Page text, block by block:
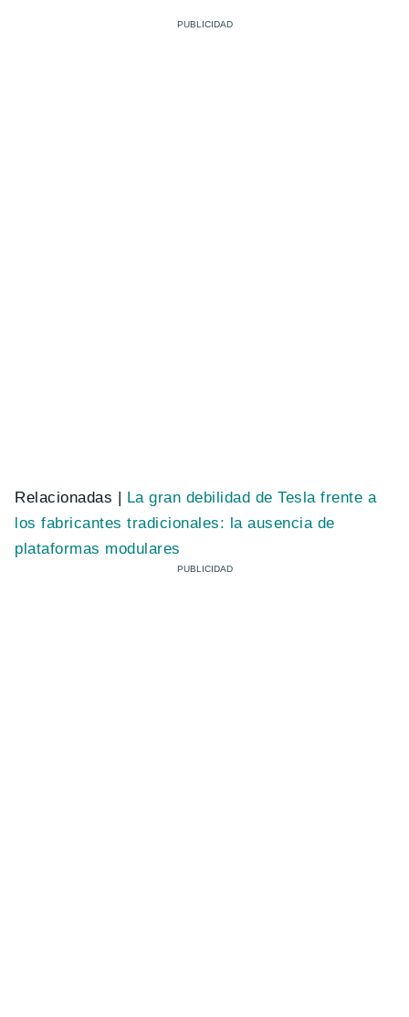
Relacionadas | La gran debilidad de Tesla frente a
los fabricantes tradicionales: la ausencia de
plataformas modulares